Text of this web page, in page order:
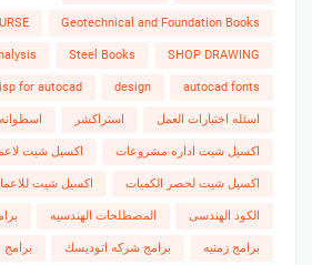
Geotechnical and Foundation Books
SHOP DRAWING
Steel Books
autocad fonts
design
lisp for autocad
اسئله اختبارات العمل استراكشر
اكسيل شيت اداره مشروعات اكسيل شيت
اكسيل شيت لحصر الكميات اكسيل شيت
الكود الهندسى المصطلحات الهندسيه
برامج زمنيه برامج شركه اتوديسك برامج